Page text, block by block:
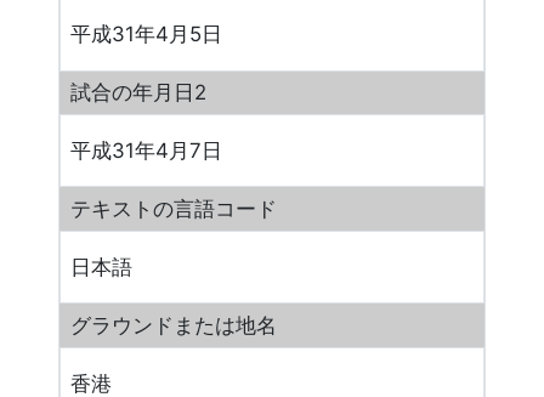
平成31年4月5日
試合の年月日2
平成31年4月7日
テキストの言語コード
日本語
グラウンドまたは地名
香港